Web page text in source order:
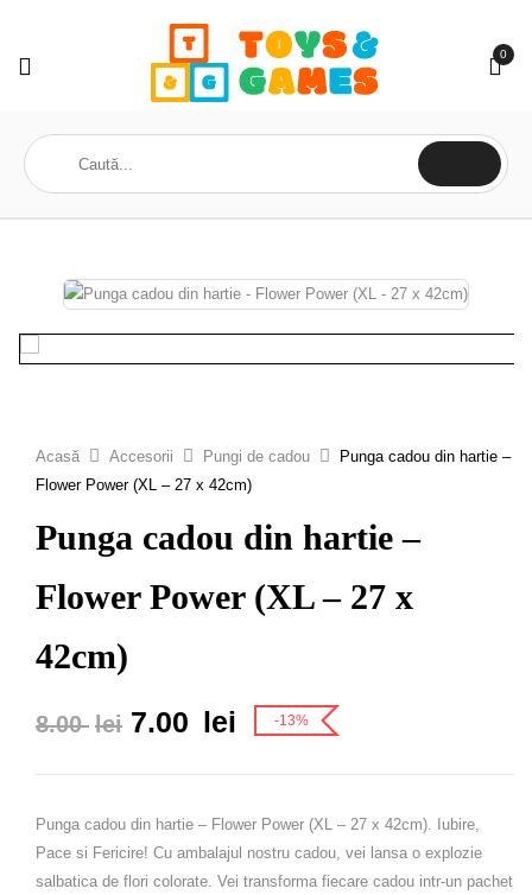
0
Acasă Accesorii Pungi de cadou
Punga cadou din hartie –
Flower Power (XL – 27 x 42cm)
Punga cadou din hartie –
Flower Power (XL – 27 x
42cm)
8.00 lei Prețul
a
8.00 lei.
7.00 lei Prețul
este:
-13%
Punga cadou din hartie – Flower Power (XL – 27 x 42cm).
Iubire,
Pace si Fericire! Cu ambalajul nostru cadou, vei lansa o explozie
salbatica de flori colorate. Vei transforma fiecare cadou intr-un pachet